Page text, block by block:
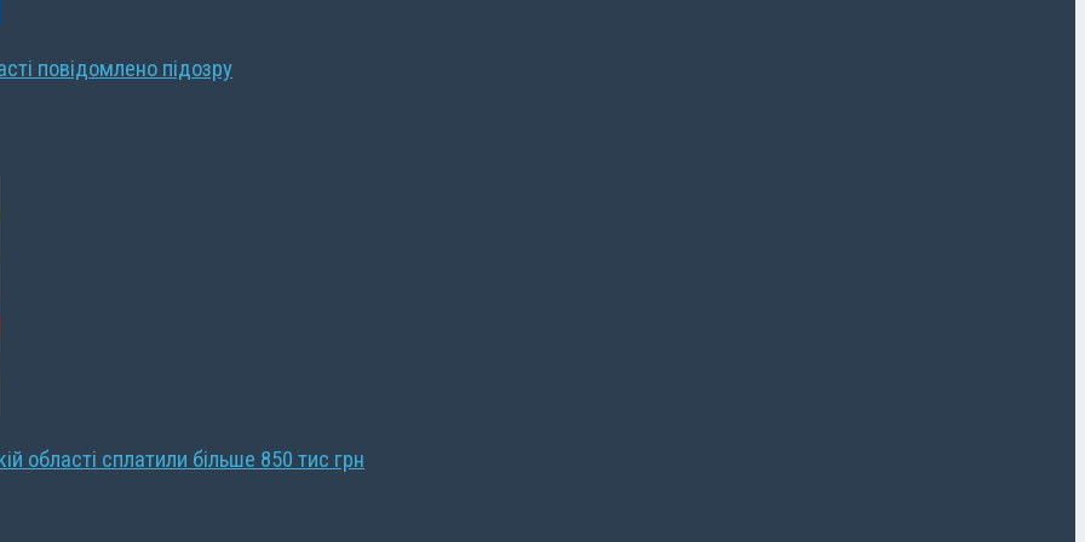
повідомлено підозру
області сплатили більше 850 тис грн